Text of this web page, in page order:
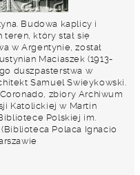
Budowa kaplicy i
teren, który stał się
w Argentynie, został
Maciaszek (1913-
duszpasterstwa w
Samuel Swieykowski.
zbiory Archiwum
Katolickiej w Martin
Polskiej im.
Polaca Ignacio